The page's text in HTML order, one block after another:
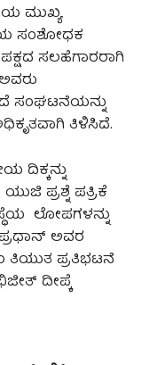
ಮುಖ್ಯ
ಸಂಶೋಧಕ
ಸಲಹೆಗಾರರಾಗಿ
ಸಂಘಟನೆಯನ್ನು
ತಿಳಿಸಿದೆ.
ದಿಕ್ಕನ್ನು
ಪ್ರಶ್ನೆ ಪತ್ರಿಕೆ
ಲೋಪಗಳನ್ನು
ಅವರ
ತಿಯುತ ಪ್ರತಿಭಟನೆ
ದೀಪ್ಕೆ